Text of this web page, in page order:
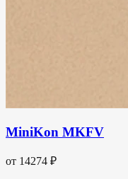
MiniKon MKFV
от 14274 ₽